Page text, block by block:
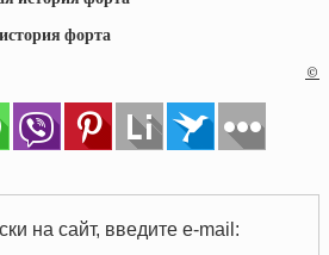
форта
©
на сайт, введите e-mail: